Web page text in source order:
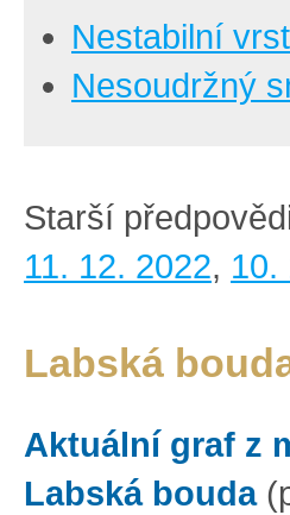
Nestabilní
Nesoudržný
Starší
11. 12. 2022, 10.
Labská
Aktuální graf z
Labská bouda